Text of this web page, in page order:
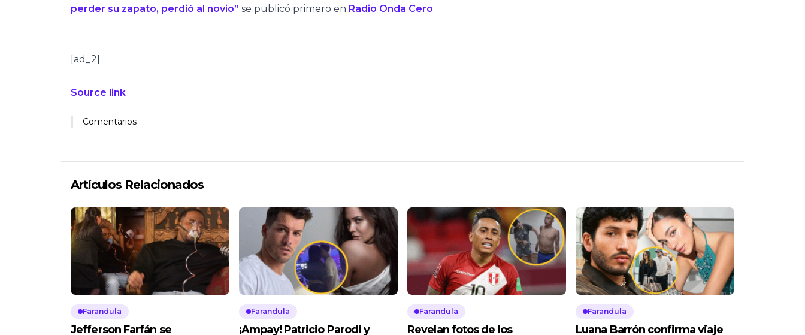
perder su zapato, perdió al novio” se publicó primero en Radio Onda Cero.
[ad_2]
Source link
Comentarios
Artículos Relacionados
Farandula
Jefferson Farfán se
Farandula
¡Ampay! Patricio Parodi y
Farandula
Revelan fotos de los
Farandula
Luana Barrón confirma viaje